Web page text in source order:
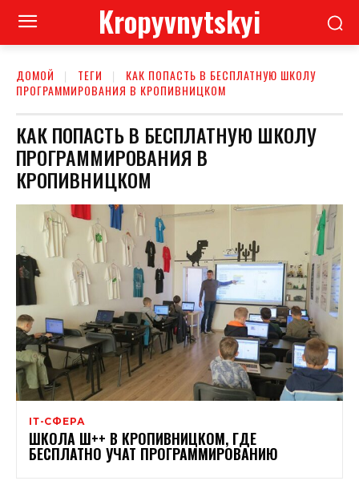
Kropyvnytskyi
ДОМОЙ ТЕГИ
КАК ПОПАСТЬ В БЕСПЛАТНУЮ ШКОЛУ
ПРОГРАММИРОВАНИЯ В КРОПИВНИЦКОМ
КАК ПОПАСТЬ В БЕСПЛАТНУЮ ШКОЛУ
ПРОГРАММИРОВАНИЯ В
КРОПИВНИЦКОМ
ІТ-СФЕРА
ШКОЛА Ш++ В КРОПИВНИЦКОМ, ГДЕ
БЕСПЛАТНО УЧАТ ПРОГРАММИРОВАНИЮ